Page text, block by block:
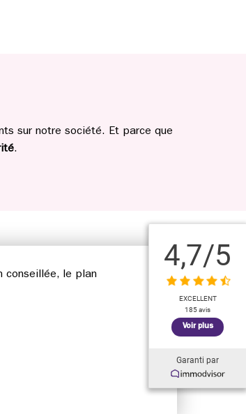
sur notre société. Et parce que
.
conseillée, le plan
4,7/5
EXCELLENT
185 avis
Voir plus
Garanti par